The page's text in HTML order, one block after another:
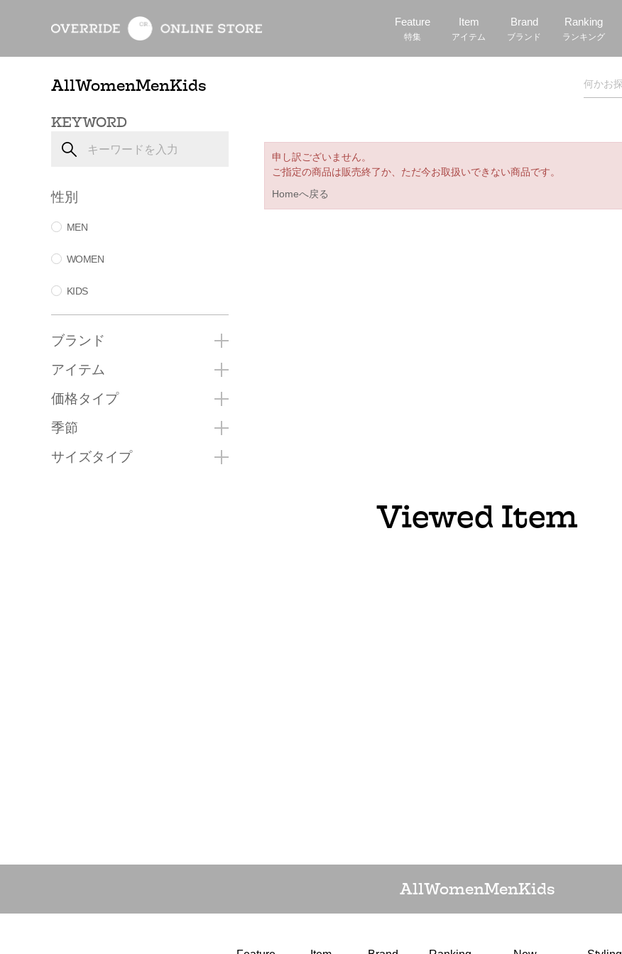
Feature
特集
Item
アイテム
Brand
ブランド
Ranking
ランキング
AllWomenMenKids
KEYWORD
性別
MEN
WOMEN
KIDS
ブランド
アイテム
価格タイプ
季節
サイズタイプ
申し訳ございません。
ご指定の商品は販売終了か、ただ今お取扱いできない商品です。
Homeへ戻る
Viewed Item
AllWomenMenKids